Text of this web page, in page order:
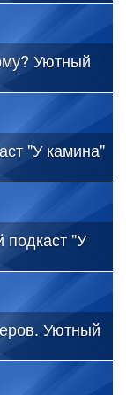
Уютный
"У камина"
подкаст "У
Уютный